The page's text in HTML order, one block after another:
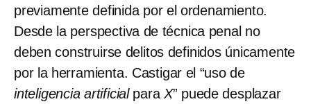
previamente definida por el ordenamiento.
Desde la perspectiva de técnica penal no
deben construirse delitos definidos únicamente
por la herramienta. Castigar el “uso de
inteligencia artificialpara X” puede desplazar